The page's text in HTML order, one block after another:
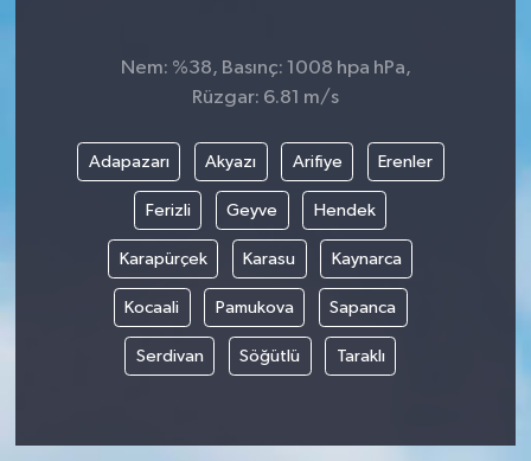
Nem: %38, Basınç: 1008 hpa hPa,
Rüzgar: 6.81 m/s
Adapazarı Akyazı Arifiye Erenler
Ferizli Geyve Hendek
Karapürçek Karasu Kaynarca
Kocaali Pamukova Sapanca
Serdivan Söğütlü Taraklı